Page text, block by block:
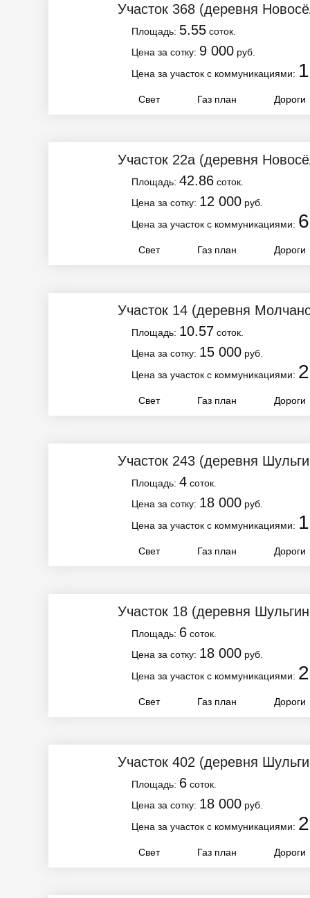
Участок 368 (деревня
Площадь: 5.55 соток.
Цена за сотку: 9 000 руб.
Цена за участок с коммуникациями:
Свет Газ план Дороги
Участок 22а (деревня
Площадь: 42.86 соток.
Цена за сотку: 12 000 руб.
Цена за участок с коммуникациями:
Свет Газ план Дороги
Участок 14 (деревня
Площадь: 10.57 соток.
Цена за сотку: 15 000 руб.
Цена за участок с коммуникациями:
Свет Газ план Дороги
Участок 243 (деревня
Площадь: 4 соток.
Цена за сотку: 18 000 руб.
Цена за участок с коммуникациями:
Свет Газ план Дороги
Участок 18 (деревня
Площадь: 6 соток.
Цена за сотку: 18 000 руб.
Цена за участок с коммуникациями:
Свет Газ план Дороги
Участок 402 (деревня
Площадь: 6 соток.
Цена за сотку: 18 000 руб.
Цена за участок с коммуникациями:
Свет Газ план Дороги